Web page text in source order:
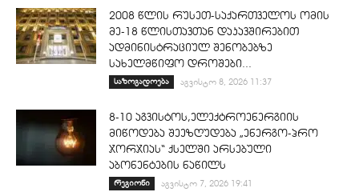
2008 წლის რუსეთ-საქართველოს ომის
მე-18 წლისთავთან დაკავშირებით
ადმინისტრაციულ შენობებზე
სახელმწიფო დროშები...
საზოგადოება აგვისტო 8, 2026 11:37
8-10 აგვისტოს,ელექტროენერგიის
მიწოდება შეეზღუდება „ენერგო-პრო
ჯორჯიას“ ქსელში არსებული
აბონენტების ნაწილს
რეგიონი აგვისტო 7, 2026 19:41